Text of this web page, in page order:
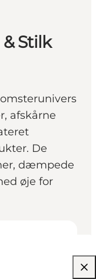
Stilk
afskårne
De
dæmpede
øje for